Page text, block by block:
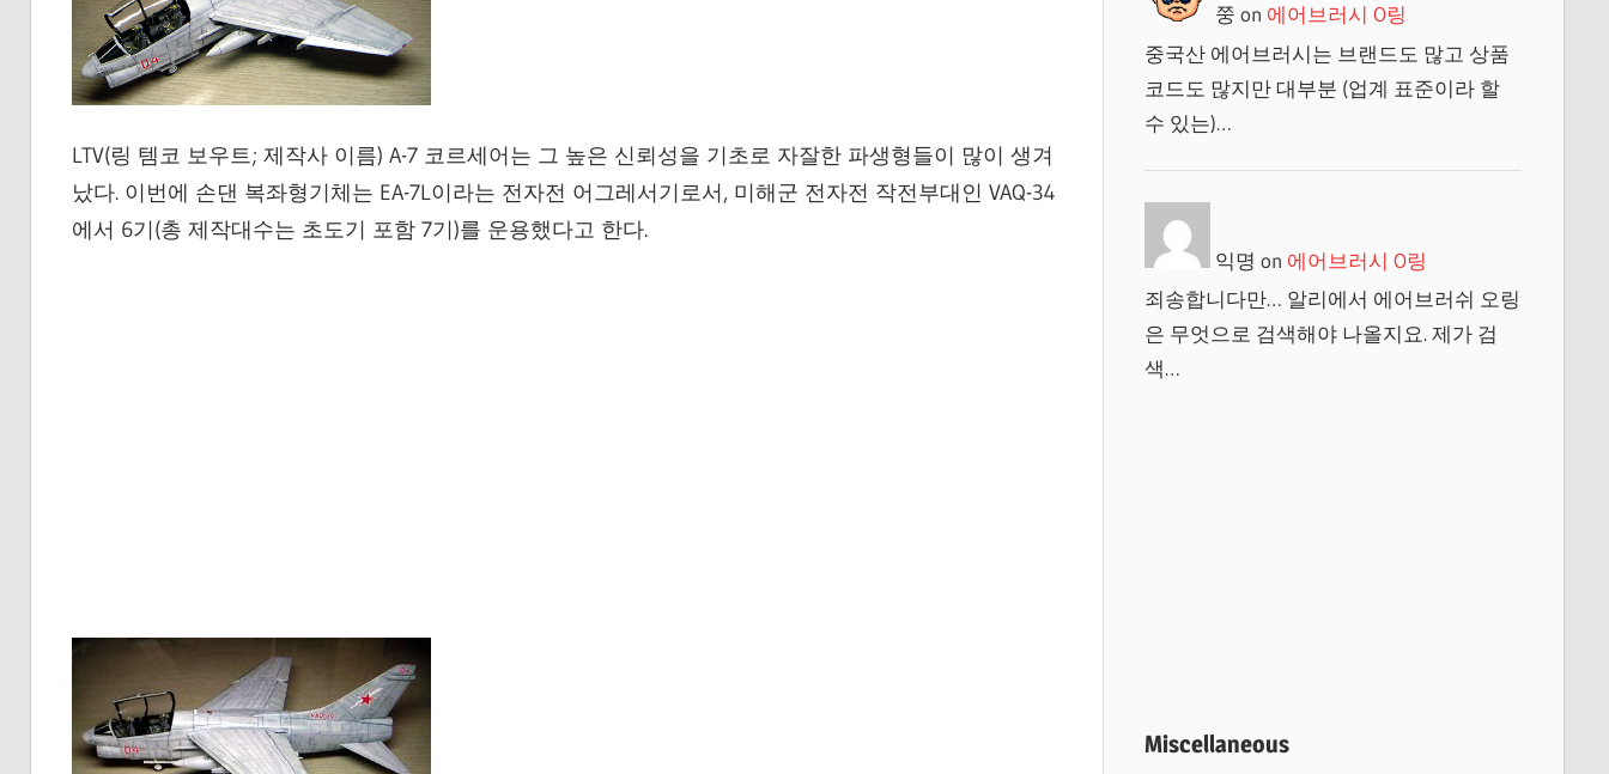
LTV(링 템코 보우트; 제작사 이름) A-7 코르세어는 그 높은 신뢰성을 기초로 자잘한 파생형들이 많이 생겨
났다. 이번에 손댄 복좌형기체는 EA-7L이라는 전자전 어그레서기로서, 미해군 전자전 작전부대인 VAQ-34
에서 6기(총 제작대수는 초도기 포함 7기)를 운용했다고 한다.
쭝 on 에어브러시 O링
중국산 에어브러시는 브랜드도 많고 상품
코드도 많지만 대부분 (업계 표준이라 할
수 있는)…
익명 on 에어브러시 O링
죄송합니다만… 알리에서 에어브러쉬 오링
은 무엇으로 검색해야 나올지요. 제가 검
색…
Miscellaneous